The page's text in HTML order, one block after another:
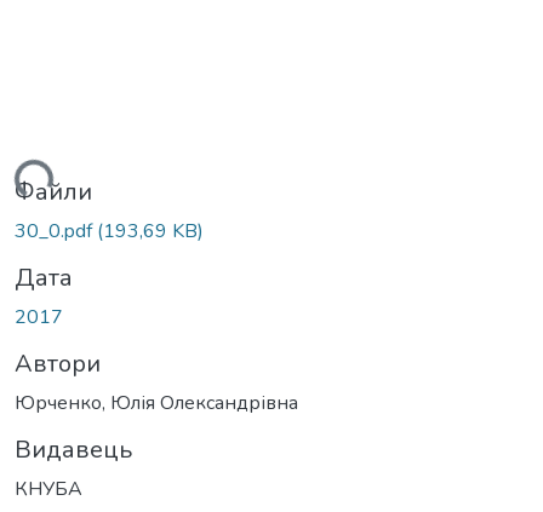
Файли
30_0.pdf(193,69 KB)
Дата
2017
Автори
Юрченко, Юлія Олександрівна
Видавець
КНУБА